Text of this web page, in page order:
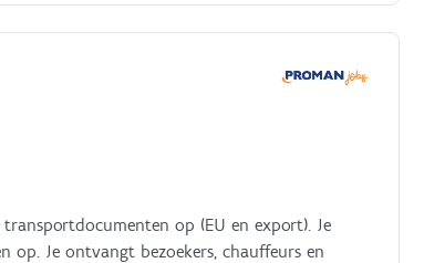
op (EU en export). Je
Je ontvangt bezoekers, chauffeurs en